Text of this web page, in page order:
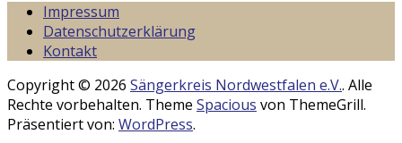
Impressum
Datenschutzerklärung
Kontakt
Copyright © 2026 Sängerkreis Nordwestfalen e.V.. Alle
Rechte vorbehalten. Theme Spacious von ThemeGrill.
Präsentiert von: WordPress.